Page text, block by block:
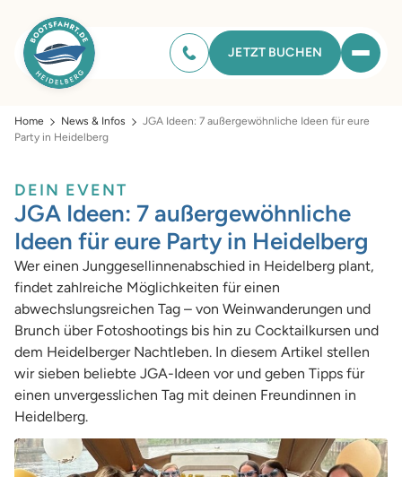
JETZT BUCHEN
Home News & Infos
JGA Ideen: 7 außergewöhnliche Ideen für eure
Party in Heidelberg
DEIN EVENT
JGA Ideen: 7 außergewöhnliche
Ideen für eure Party in Heidelberg
Wer einen Junggesellinnenabschied in Heidelberg plant,
findet zahlreiche Möglichkeiten für einen
abwechslungsreichen Tag – von Weinwanderungen und
Brunch über Fotoshootings bis hin zu Cocktailkursen und
dem Heidelberger Nachtleben. In diesem Artikel stellen
wir sieben beliebte JGA-Ideen vor und geben Tipps für
einen unvergesslichen Tag mit deinen Freundinnen in
Heidelberg.